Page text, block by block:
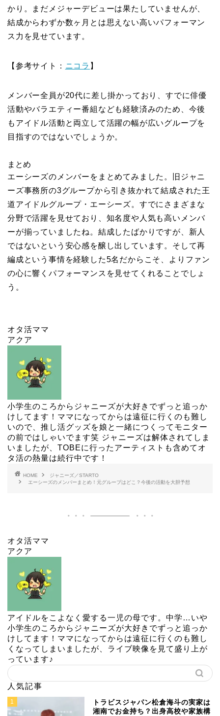
かり。まだメジャーデビューは果たしていませんが、
結成からわずか数ヶ月とは思えない高いパフォーマン
ス力を見せています。
【参考サイト： ニコラ 】
メンバー全員が20代に差し掛かっており、すでに俳優
活動やバラエティー番組なども経験済みのため、今後
もアイドル活動と両立して活躍の幅が広いグループを
目指すのではないでしょうか。
まとめ
エーシーズのメンバーをまとめてみました。旧ジャニ
ーズ事務所の3グループから引き抜かれて結成された王
道アイドルグループ・エーシーズ。すでにさまざまな
分野で活躍を見せており、知名度や人気も高いメンバ
ーが揃っていましたね。結成したばかりですが、新人
ではないという安心感を醸し出しています。そして再
編成という事情を経験した5名だからこそ、よりファン
の心に響くパフォーマンスを見せてくれることでしょ
う。
オタ活ママ
アクア
小学生のころからジャニーズが大好きでずっと追っか
けしてます！ママになってからは遠征に行くのも難し
いので、推し活グッズを娘と一緒につくってモニター
の前ではしゃいでます笑 ジャニーズは解体されてしま
いましたが、TOBEに行ったアーティストも含めてオ
タ活の熱量は続行中です！
HOME
ジャニーズ／STARTO
エーシーズのメンバーまとめ！元グループはどこ？今後の活動を大胆予想
オタ活ママ
アクア
アイドルをこよなく愛する一児の母です。中学…いや
小学生のころからジャニーズが大好きでずっと追っか
けしてます！ママになってからは遠征に行くのも難し
くなってしまいましたが、ライブ映像を見て盛り上が
っています♪
人気記事
1
トラビスジャパン松倉海斗の実家は
湘南でお金持ち？出身高校や家族構